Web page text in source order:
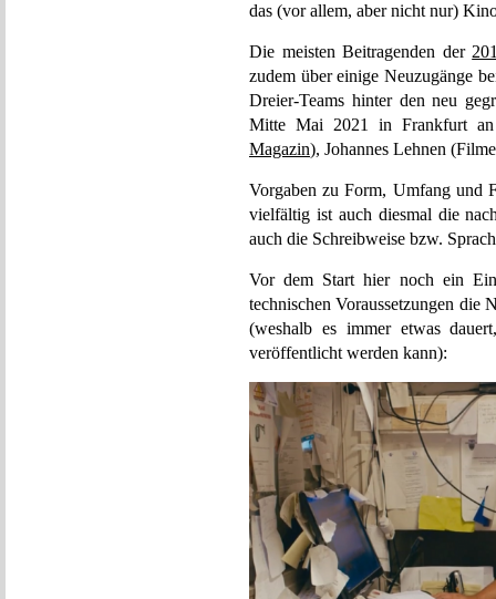
das (vor allem, aber nicht nur)
Die meisten Beitragenden der
zudem über einige Neuzugänge
Dreier-Teams hinter den neu
Mitte Mai 2021 in Frankfurt
Magazin), Johannes Lehnen
Vorgaben zu Form, Umfang und
vielfältig ist auch diesmal die
auch die Schreibweise bzw.
Vor dem Start hier noch ein
technischen Voraussetzungen die
(weshalb es immer etwas
veröffentlicht werden kann):